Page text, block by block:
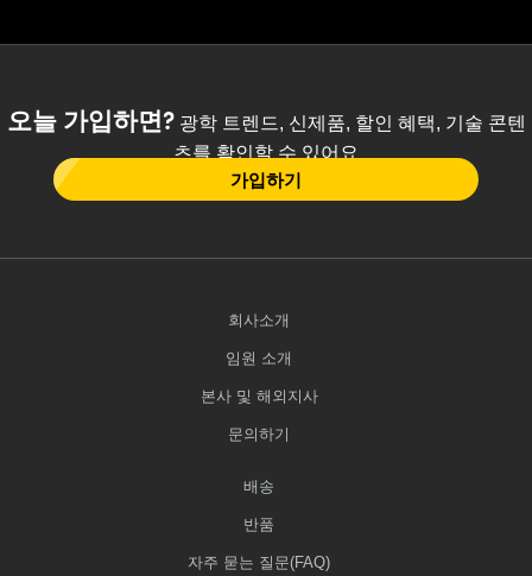
오늘 가입하면?광학 트렌드, 신제품, 할인 혜택, 기술 콘텐
츠를 확인할 수 있어요
가입하기
회사소개
임원 소개
본사 및 해외지사
문의하기
배송
반품
자주 묻는 질문(FAQ)